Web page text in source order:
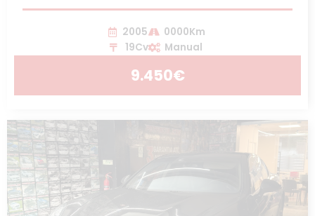
2005
0000Km
19Cv
Manual
9.450€